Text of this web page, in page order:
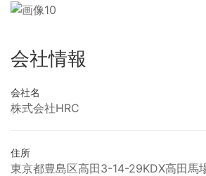
会社情報
会社名
株式会社HRC
住所
東京都豊島区高田3-14-29KDX高田馬